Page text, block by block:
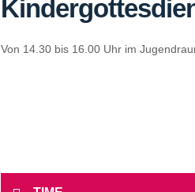
Von 14.30 bis 16.00 Uhr im